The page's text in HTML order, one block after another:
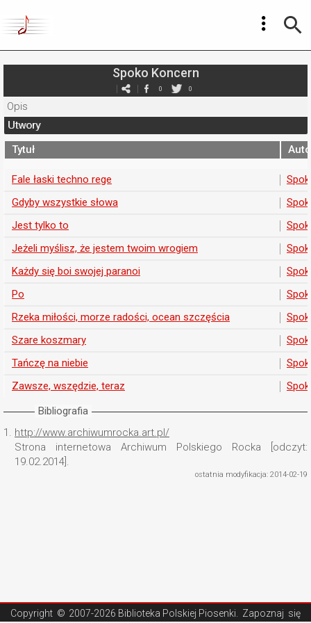
Spoko Koncern
0 0
Opis
Utwory
Tytuł
Fale łaski techno rege
Gdyby wszystkie słowa
Jest tylko to
Jeżeli myślisz, że jestem twoim wrogiem
Każdy się boi swojej paranoi
Po
Rzeka miłości, morze radości, ocean szczęścia
Szare koszmary
Tańczę na niebie
Zawsze, wszędzie, teraz
Bibliografia
1. http://www.archiwumrocka.art.pl/
Strona internetowa Archiwum Polskiego Rocka [odczyt:
19.02.2014].
ostatnia modyfikacja: 2014-02-19
Copyright © 2007-2026 Biblioteka Polskiej Piosenki . Zapoznaj się